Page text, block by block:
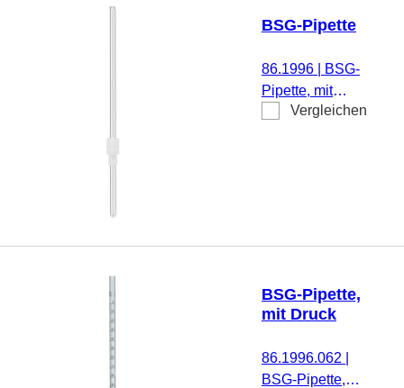
BSG-Pipette
86.1996
BSG-
Pipette, mit
montierter
Vergleichen
BSG-Pipette,
mit Druck
86.1996.062
BSG-Pipette,